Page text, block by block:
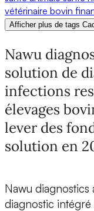
vétérinaire bovin
Afficher plus de tags
Nawu
solution de
infections
élevages
lever des
solution en
Nawu diagnostics
diagnostic